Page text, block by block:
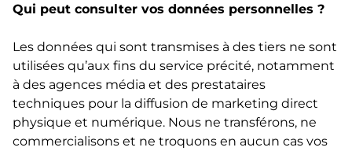
Qui peut consulter vos données personnelles ?
Les données qui sont transmises à des tiers ne sont
utilisées qu’aux fins du service précité, notamment
à des agences média et des prestataires
techniques pour la diffusion de marketing direct
physique et numérique. Nous ne transférons, ne
commercialisons et ne troquons en aucun cas vos